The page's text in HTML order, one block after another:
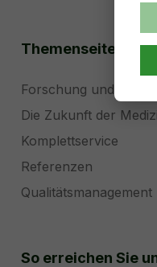
Themenseiten
Forschung und
Die Zukunft der
Komplettservice
Referenzen
Qualitätsmanagement
So erreichen Sie